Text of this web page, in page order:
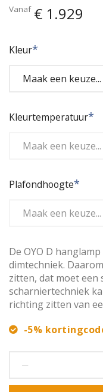
Vanaf € 1.929
Kleur
Kleurtemperatuur
Plafondhoogte
De OYO D
dimtechniek.
zitten, dat moet een
scharniertechniek
richting zitten van
-5%